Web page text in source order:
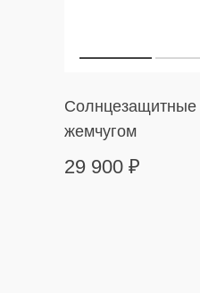
Солнцезащитные
жемчугом
29 900 ₽